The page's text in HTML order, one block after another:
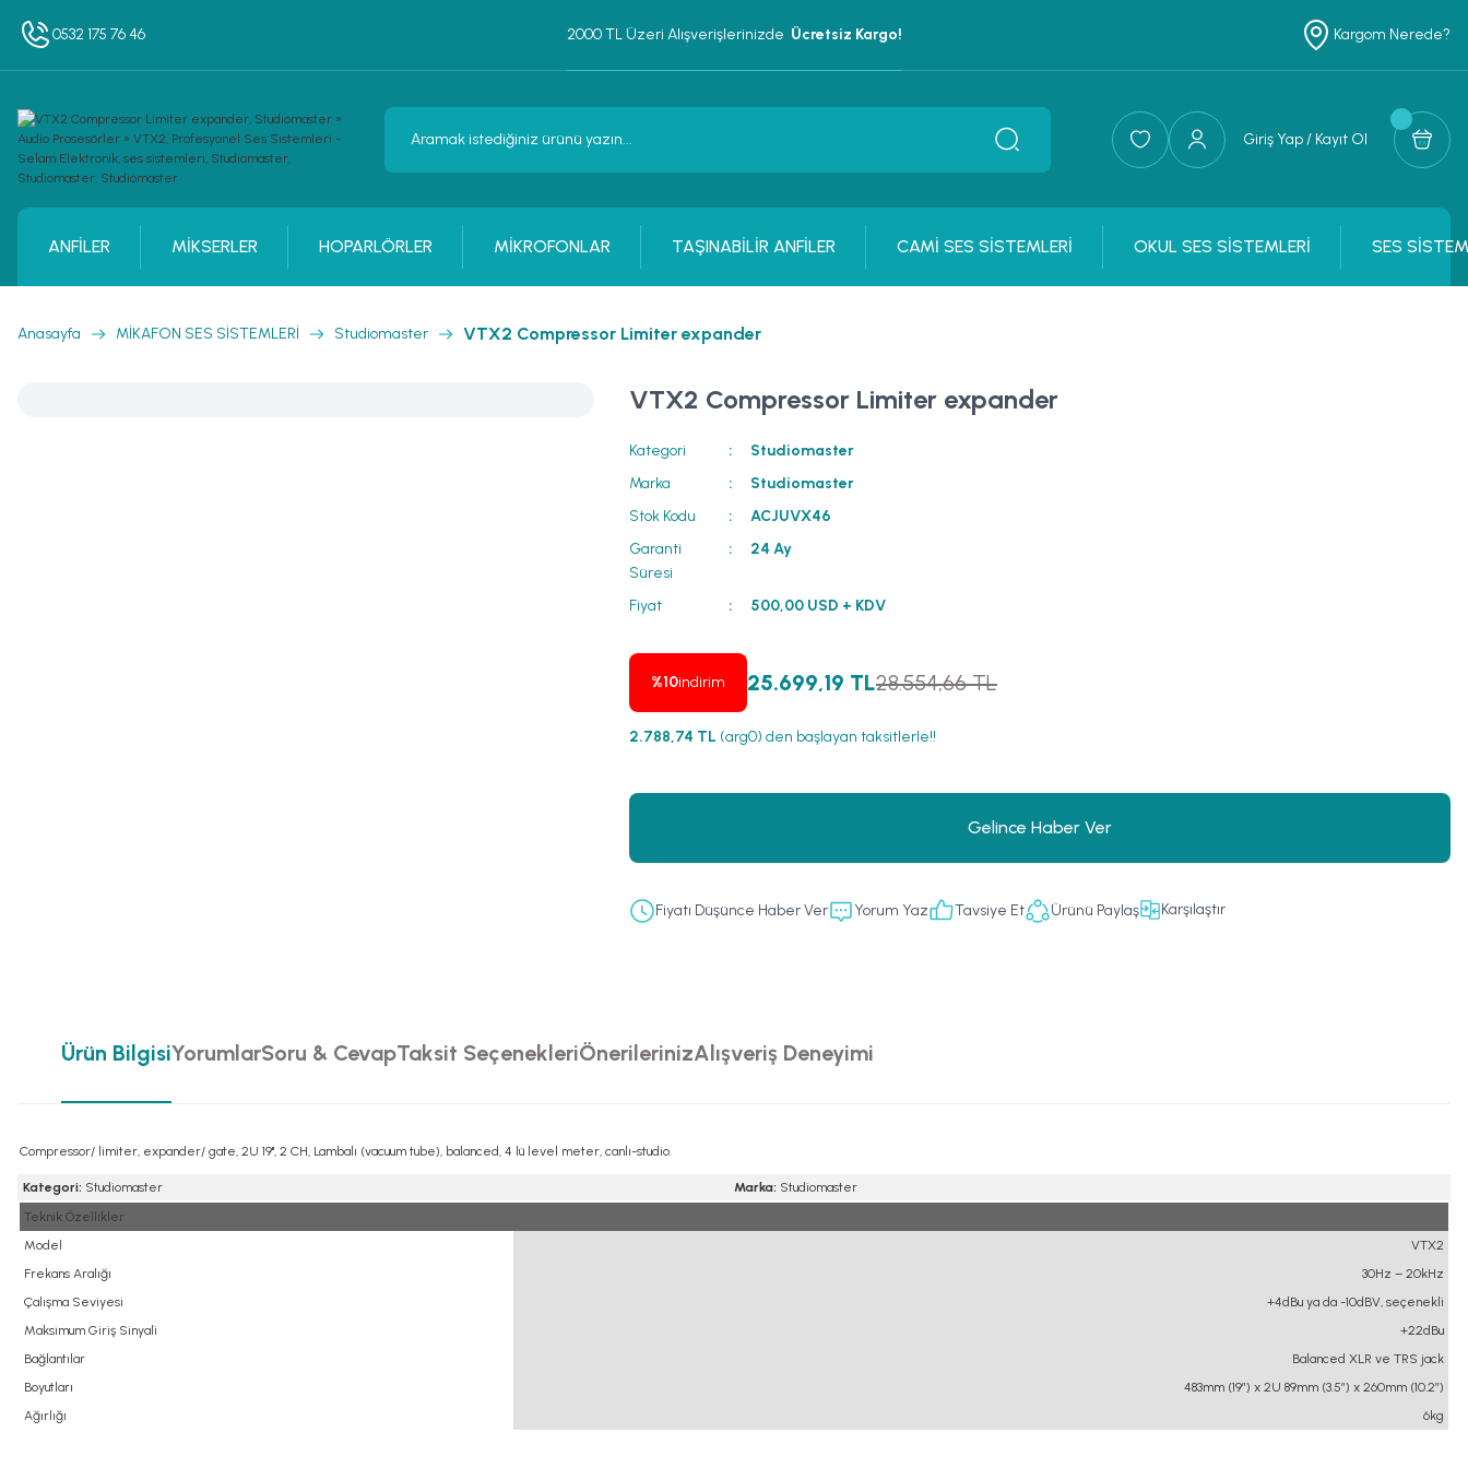
0532 175 76 46 2000 TL Üzeri Alışverişlerinizde Ücretsiz Kargo! Kargom Nerede?
Giriş Yap / Kayıt Ol
ANFİLER MİKSERLER HOPARLÖRLER MİKROFONLAR TAŞINABİLİR ANFİLER CAMİ SES SİSTEMLERİ OKUL SES SİSTEMLERİ SES
Anasayfa MİKAFON SES SİSTEMLERİ Studiomaster VTX2 Compressor Limiter expander
VTX2 Compressor Limiter expander
Kategori
Studiomaster
Marka
Studiomaster
Stok Kodu
ACJUVX46
Garanti
Süresi
24 Ay
Fiyat 500,00 USD + KDV
%10indirim 25.699,19 TL28.554,66 TL
2.788,74 TL (arg0) den başlayan taksitlerle!!
Gelince Haber Ver
Fiyatı Düşünce Haber Ver Yorum Yaz Tavsiye Et Ürünü Paylaş Karşılaştır
Ürün BilgisiYorumlarSoru & CevapTaksit SeçenekleriÖnerilerinizAlışveriş Deneyimi
Compressor/ limiter, expander/ gate, 2U 19", 2 CH, Lambalı (vacuum tube), balanced, 4 lü level meter, canlı-studio.
Kategori: Studiomaster Marka: Studiomaster
Teknik Özellikler
Model
VTX2
Frekans Aralığı
30Hz – 20kHz
Çalışma Seviyesi
+4dBu ya da -10dBV, seçenekli
Maksimum Giriş Sinyali
+22dBu
Bağlantılar
Balanced XLR ve TRS jack
Boyutları
483mm (19”) x 2U 89mm (3.5”) x 260mm (10.2”)
Ağırlığı
6kg